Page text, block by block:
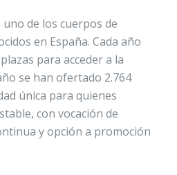
de los cuerpos de
en España. Cada año
para acceder a la
se han ofertado 2.764
única para quienes
con vocación de
y opción a promoción